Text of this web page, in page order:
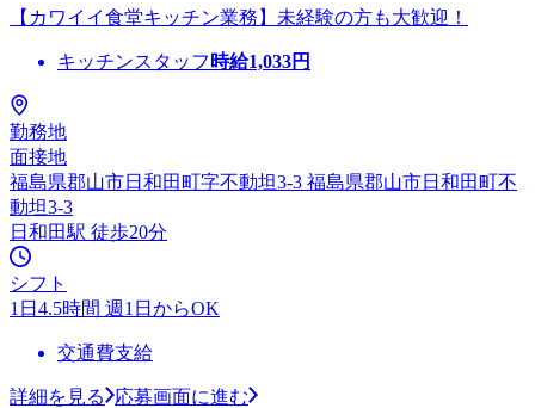
【カワイイ食堂キッチン業務】未経験の方も大歓迎！
キッチンスタッフ 時給1,033円
勤務地
面接地
福島県郡山市日和田町字不動坦3-3 福島県郡山市日和田町不
動坦3-3
日和田駅 徒歩20分
シフト
1日4.5時間 週1日からOK
交通費支給
詳細を見る
応募画面に進む